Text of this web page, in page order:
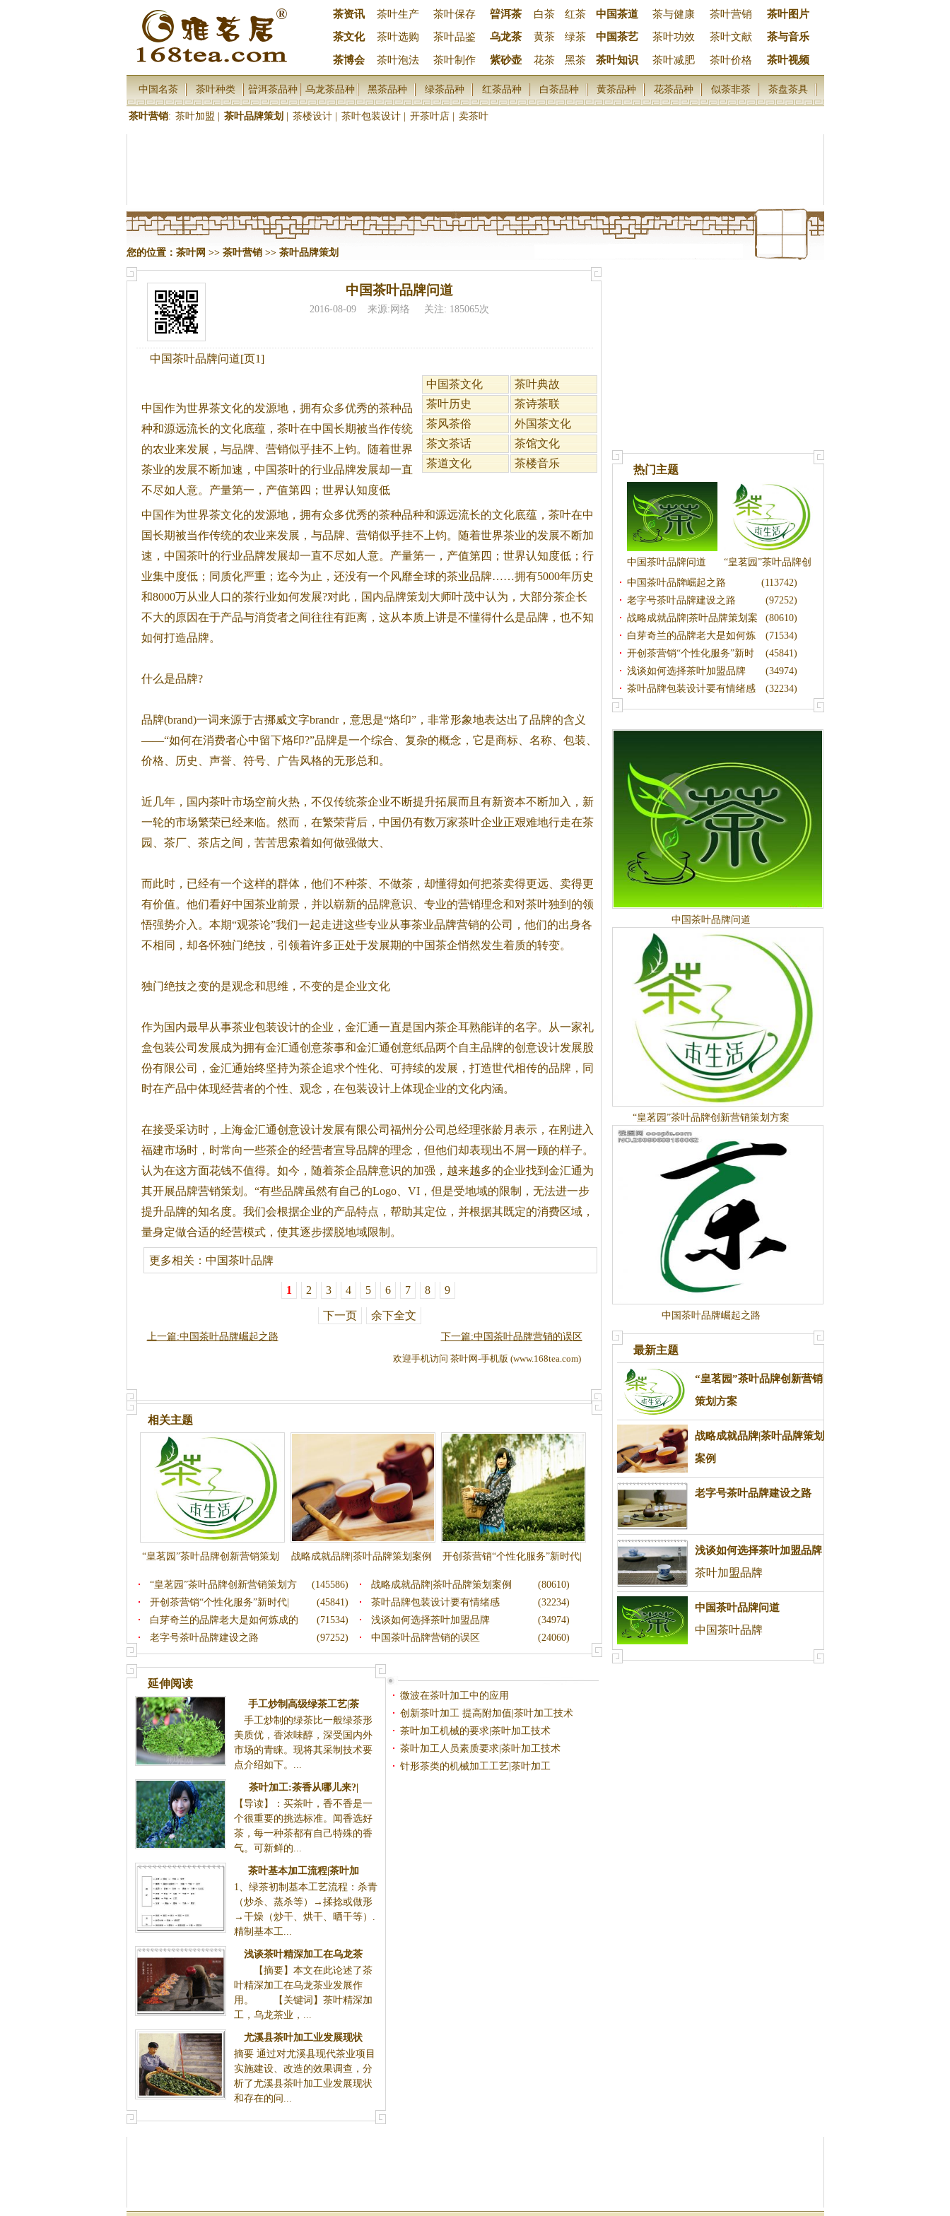
茶资讯 茶叶生产 茶叶保存 暜洱茶 白茶 红茶 中国茶道 茶与健康 茶叶营销
茶叶图片
茶文化
茶叶选购 茶叶品鉴 乌龙茶 黄茶 绿茶 中国茶艺 茶叶功效 茶叶文献 茶与音乐
茶博会 茶叶泡法 茶叶制作 紫砂壶 花茶 黑茶 茶叶知识 茶叶减肥 茶叶价格 茶叶视频
中国名茶 茶叶种类 暜洱茶品种 乌龙茶品种 黑茶品种 绿茶品种 红茶品种 白茶品种 黄茶品种 花茶品种 似茶非茶 茶盘茶具
茶叶营销: 茶叶加盟 茶叶品牌策划 茶楼设计| 茶叶包装设计| 开茶叶店| 卖茶叶
您的位置： 茶叶网 >> 茶叶营销>> 茶叶品牌策划
中国茶叶品牌问道
2016-08-09 来源:网络 关注: 185065次
中国茶文化
茶叶典故
茶叶历史
茶诗茶联
茶风茶俗
外国茶文化
茶文茶话
茶馆文化
茶道文化
茶楼音乐
中国茶叶品牌问道[页1]
中国作为世界茶文化的发源地，拥有众多优秀的茶种品
种和源远流长的文化底蕴， 茶叶在中国长期被当作传统
的农业来发展，与品牌、营销似乎挂不上钧。随着世界
茶业的发展不断加速，中国茶叶的行业品牌发展却一直
不尽如人意。产量第一，产值第四；世界认知度低
中国作为世界茶文化的发源地，拥有众多优秀的茶种品种和源远流长的文化底蕴， 茶叶在中
国长期被当作传统的农业来发展，与品牌、营销似乎挂不上钧。随着世界茶业的发展不断加
速，中国茶叶的行业品牌发展却一直不尽如人意。产量第一，产值第四；世界认知度低；行
业集中度低；同质化严重；迄今为止，还没有一个风靡全球的茶业品牌……拥有5000年历史
和8000万从业人口的茶行业如何发展?对此，国内品牌策划大师叶茂中认为，大部分茶企长
不大的原因在于产品与消货者之间往往有距离，这从本质上讲是不懂得什么是品牌，也不知
如何打造品牌。
什么是品牌?
品牌(brand)一词来源于古挪威文字brandr，意思是“烙印”，非常形象地表达出了品牌的含义
——“如何在消费者心中留下烙印?”品牌是一个综合、复杂的概念，它是商标、名称、包装、
价格、历史、声誉、符号、广告风格的无形总和。
近几年，国内茶叶市场空前火热，不仅传统茶企业不断提升拓展而且有新资本不断加入，新
一轮的市场繁荣已经来临。然而，在繁荣背后，中国仍有数万家茶叶企业正艰难地行走在茶
园、 茶厂、 茶店之间，苦苦思索着如何做强做大、
而此时，已经有一个这样的群体，他们不种茶、不做茶，却懂得如何把茶卖得更远、卖得更
有价值。他们看好中国茶业前景，并以崭新的品牌意识、专业的营销理念和对茶叶独到的领
悟强势介入。本期“观茶论”我们一起走进这些专业从事茶业品牌营销的公司，他们的出身各
不相同，却各怀独门绝技，引领着许多正处于发展期的中国茶企悄然发生着质的转变。
独门绝技之变的是观念和思维，不变的是企业文化
作为国内最早从事茶业包装设计的企业，金汇通一直是国内茶企耳熟能详的名字。从一家礼
盒包装公司发展成为拥有金汇通创意茶事和金汇通创意纸品两个自主品牌的创意设计发展股
份有限公司，金汇通始终坚持为茶企追求个性化、可持续的发展，打造世代相传的品牌，同
时在产品中体现经营者的个性、观念，在包装设计上体现企业的文化内涵。
在接受采访时，上海金汇通创意设计发展有限公司福州分公司总经理张龄月表示，在刚进入
福建市场时，时常向一些茶企的经营者宣导品牌的理念，但他们却表现出不屑一顾的样子。
认为在这方面花钱不值得。如今，随着茶企品牌意识的加强，越来越多的企业找到金汇通为
其开展品牌营销策划。“有些品牌虽然有自己的Logo、VI，但是受地域的限制，无法进一步
提升品牌的知名度。我们会根据企业的产品特点，帮助其定位，并根据其既定的消费区域，
量身定做合适的经营模式，使其逐步摆脱地域限制。
更多相关： 中国茶叶品牌
1 2 3 4 5 6 7 8
9
下一页
余下全文
上一篇:中国茶叶品牌崛起之路 下一篇:中国茶叶品牌营销的误区
欢迎手机访问 茶叶网-手机版 (www.168tea.com)
相关主题
“皇茗园”茶叶品牌创新营销策划
方案
战略成就品牌|茶叶品牌策划案例
开创茶营销“个性化服务”新时代|
茶叶品牌营销策划
(145586)
“皇茗园”茶叶品牌创新营销策划方 (80610)
战略成就品牌|茶叶品牌策划案例
(45841)
开创茶营销“个性化服务”新时代| (32234)
茶叶品牌包装设计要有情绪感
(71534)
白芽奇兰的品牌老大是如何炼成的 (34974)
浅谈如何选择茶叶加盟品牌
(97252)
老字号茶叶品牌建设之路 (24060)
中国茶叶品牌营销的误区
延伸阅读
手工炒制高级绿茶工艺|茶
手工炒制的绿茶比一般绿茶形
美质优，香浓味醇，深受国内外
市场的青睐。现将其采制技术要
点介绍如下。...
茶叶加工:茶香从哪儿来?|
【导读】：买茶叶，香不香是一
个很重要的挑选标准。闻香选好
茶，每一种茶都有自己特殊的香
气。可新鲜的...
茶叶基本加工流程|茶叶加
1、绿茶初制基本工艺流程：杀青
（炒杀、蒸杀等）→揉捻或做形
→干燥（炒干、烘干、晒干等）.
精制基本工...
浅谈茶叶精深加工在乌龙茶
【摘要】本文在此论述了茶
叶精深加工在乌龙茶业发展作
用。 【关键词】茶叶精深加
工，乌龙茶业，...
尤溪县茶叶加工业发展现状
摘要 通过对尤溪县现代茶业项目
实施建设、改造的效果调查，分
析了尤溪县茶叶加工业发展现状
和存在的问...
微波在茶叶加工中的应用
创新茶叶加工 提高附加值|茶叶加工技术
茶叶加工机械的要求|茶叶加工技术
茶叶加工人员素质要求|茶叶加工技术
针形茶类的机械加工工艺|茶叶加工
热门主题
中国茶叶品牌问道 “皇茗园”茶叶品牌创
新营销策划方案
(113742)
中国茶叶品牌崛起之路
(97252)
老字号茶叶品牌建设之路
(80610)
战略成就品牌|茶叶品牌策划案
例
(71534)
白芽奇兰的品牌老大是如何炼
成的
(45841)
开创茶营销“个性化服务”新时
代|
(34974)
浅谈如何选择茶叶加盟品牌
(32234)
茶叶品牌包装设计要有情绪感
中国茶叶品牌问道
“皇茗园”茶叶品牌创新营销策划方案
中国茶叶品牌崛起之路
最新主题
“皇茗园”茶叶品牌创新营销
策划方案
茶叶品牌
战略成就品牌|茶叶品牌策划
案例
茶叶品牌策划
老字号茶叶品牌建设之路
浅谈如何选择茶叶加盟品牌
茶叶加盟品牌
中国茶叶品牌问道
中国茶叶品牌